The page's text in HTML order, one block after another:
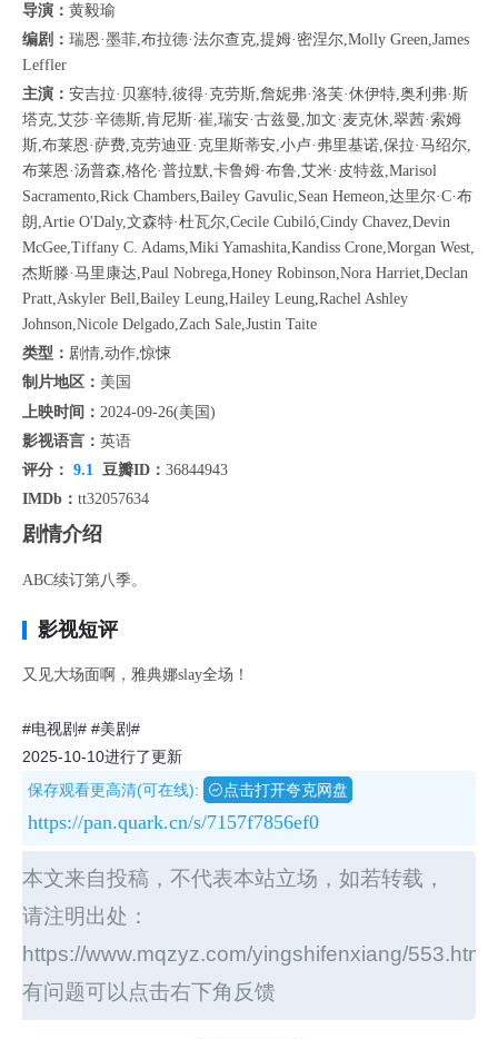
导演： 黄毅瑜
编剧： 瑞恩·墨菲,布拉德·法尔查克,提姆·密涅尔,Molly Green,James
Leffler
主演： 安吉拉·贝塞特,彼得·克劳斯,詹妮弗·洛芙·休伊特,奥利弗·斯
塔克,艾莎·辛德斯,肯尼斯·崔,瑞安·古兹曼,加文·麦克休,翠茜·索姆
斯,布莱恩·萨费,克劳迪亚·克里斯蒂安,小卢·弗里基诺,保拉·马绍尔,
布莱恩·汤普森,格伦·普拉默,卡鲁姆·布鲁,艾米·皮特兹,Marisol
Sacramento,Rick Chambers,Bailey Gavulic,Sean Hemeon,达里尔·C·布
朗,Artie O'Daly,文森特·杜瓦尔,Cecile Cubiló,Cindy Chavez,Devin
McGee,Tiffany C. Adams,Miki Yamashita,Kandiss Crone,Morgan West,
杰斯滕·马里康达,Paul Nobrega,Honey Robinson,Nora Harriet,Declan
Pratt,Askyler Bell,Bailey Leung,Hailey Leung,Rachel Ashley
Johnson,Nicole Delgado,Zach Sale,Justin Taite
类型： 剧情,动作,惊悚
制片地区： 美国
上映时间： 2024-09-26(美国)
影视语言： 英语
评分： 9.1 豆瓣ID： 36844943
IMDb： tt32057634
剧情介绍
ABC续订第八季。
影视短评
又见大场面啊，雅典娜slay全场！
#电视剧# #美剧#
2025-10-10进行了更新
保存观看更高清(可在线):
点击打开夸克网盘
https://pan.quark.cn/s/7157f7856ef0
本文来自投稿，不代表本站立场，如若转载，
请注明出处：
https://www.mqzyz.com/yingshifenxiang/553.html
有问题可以点击右下角反馈